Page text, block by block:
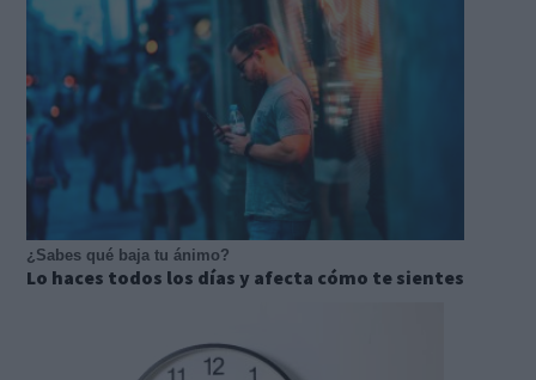
¿Sabes qué baja tu ánimo?
Lo haces todos los días y afecta cómo te sientes